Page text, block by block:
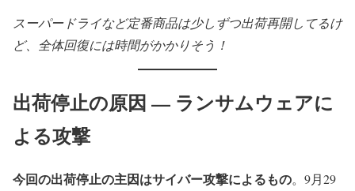
スーパードライなど定番商品は少しずつ出荷再開してるけ
ど、全体回復には時間がかかりそう！
出荷停止の原因 — ランサムウェアに
よる攻撃
今回の出荷停止の主因はサイバー攻撃によるもの。9月29